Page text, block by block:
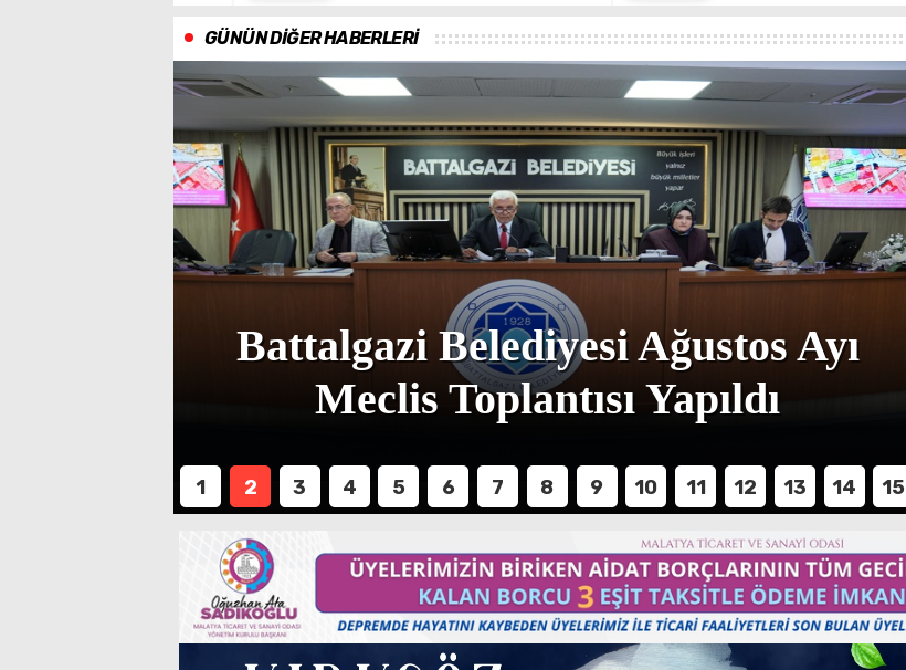
GÜNÜN DİĞER HABERLERİ
Battalgazi Belediyesi Ağustos Ayı
Meclis Toplantısı Yapıldı
1 2 3 4 5 6 7 8 9 10 11 12 13 14 15